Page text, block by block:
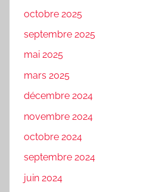
octobre 2025
septembre 2025
mai 2025
mars 2025
décembre 2024
novembre 2024
octobre 2024
septembre 2024
juin 2024